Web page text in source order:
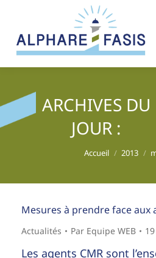
ARCHIVES DU
JOUR :
Vous êtes ici :
Accueil 2013
Mesures à prendre face aux
Actualités Par Equipe WEB
Les agents CMR sont